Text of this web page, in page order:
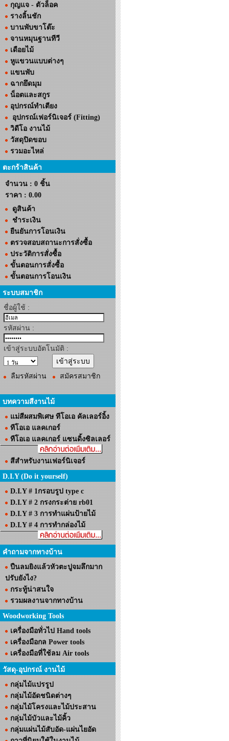
กุญแจ - ตัวล็อค
รางลิ้นชัก
บานพับขาโต๊ะ
จานหมุนฐานทีวี
เดือยไม้
หูแขวนแบบต่างๆ
แขนพับ
ฉากยึดมุม
น็อตและสกูร
อุปกรณ์ทำเตียง
อุปกรณ์เฟอร์นิเจอร์ (Fitting)
วิดีโอ งานไม้
วัสดุปิดขอบ
รวมอะไหล่
ตะกร้าสินค้า
จำนวน : 0 ชิ้น
ราคา : 0.00
ดูสินค้า
ชำระเงิน
ยืนยันการโอนเงิน
ตรวจสอบสถานะการสั่งซื้อ
ประวัติการสั่งซื้อ
ขั้นตอนการสั่งซื้อ
ขั้นตอนการโอนเงิน
ระบบสมาชิก
ชื่อผู้ใช้ :
รหัสผ่าน :
เข้าสู่ระบบอัตโนมัติ :
ลืมรหัสผ่าน สมัครสมาชิก
บทความสีงานไม้
แม่สีผสมพิเศษ ทีโอเอ คัลเลอร์อิ้ง
ทีโอเอ แลคเกอร์
ทีโอเอ แลคเกอร์ แซนดิ้งซิลเลอร์
สีสำหรับงานเฟอร์นิเจอร์
D.I.Y (Do it yourself)
D.I.Y # 1กรอบรูป type c
D.I.Y # 2 กรงกระต่าย rb01
D.I.Y # 3 การทำแผ่นป้ายไม้
D.I.Y # 4 การทำกล่องไม้
คำถามจากทางบ้าน
ปืนลมยิงแล้วหัวตะปูจมลึกมาก
ปรับยังไง?
กระทู้น่าสนใจ
รวมผลงานจากทางบ้าน
Woodworking Tools
เครื่องมือทั่วไป Hand tools
เครื่องมือกล Power tools
เครื่องมือที่ใช้ลม Air tools
วัสดุ-อุปกรณ์ งานไม้
กลุ่มไม้แปรรูป
กลุ่มไม้อัดชนิดต่างๆ
กลุ่มไม้โครงและไม้ประสาน
กลุ่มไม้บัวและไม้คิ้ว
กลุ่มแผ่นไม้สับอัด-แผ่นไยอัด